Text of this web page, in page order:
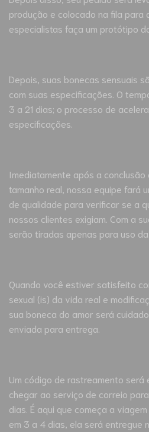
produção e colocado na fila para
especialistas faça um protótipo
Depois, suas bonecas sensuais
com suas especificações. O
3 a 21 dias; o processo de
especificações.
Imediatamente após a conclusão
tamanho real, nossa equipe fará
de qualidade para verificar se a
nossos clientes exigiam. Com a
serão tiradas apenas para uso da
Quando você estiver satisfeito
sexual (is) da vida real e
sua boneca do amor será
enviada para entrega.
Um código de rastreamento será
chegar ao serviço de correio
dias. É aqui que começa a
em 3 a 4 dias, ela será entregue